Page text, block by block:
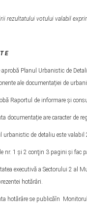
rezultatului votului valabil
E
aprobă Planul Urbanistic de
ale documentației de
Raportul de informare şi
documentație are caracter de
urbanistic de detaliu este valabil
nr. 1 şi 2 conţin 3 pagini şi fac
executivă a Sectorului 2 al
hotărâri.
hotărâre se publicăîn